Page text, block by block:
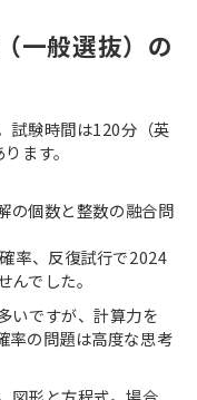
一般選抜）の
試験時間は120分（英
ます。
の個数と整数の融合問
率、反復試行で2024
でした。
いですが、計算力を
率の問題は高度な思考